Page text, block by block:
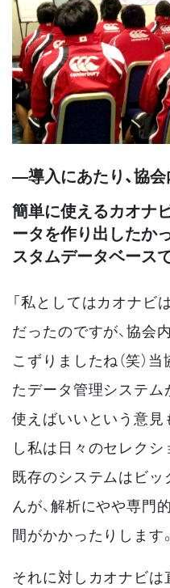
―導入にあたり、協
簡単に使えるカオナ
ータを作り出したか
スタムデータベース
「私としてはカオナビ
だったのですが、協会
こずりましたね（笑）
たデータ管理システム
使えばいいという意見
し私は日々のセレクシ
既存のシステムはビ
んが、解析にやや専門
間がかかったりします。
それに対しカオナビは